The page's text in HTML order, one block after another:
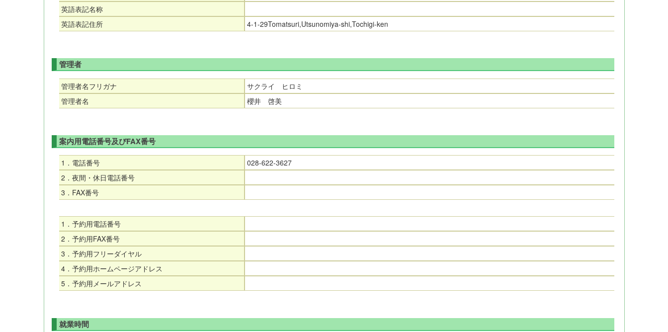
英語表記名称
英語表記住所
4-1-29Tomatsuri,Utsunomiya-shi,Tochigi-ken
管理者
管理者名フリガナ
サクライ ヒロミ
管理者名
櫻井 啓美
案内用電話番号及びFAX番号
1．電話番号
028-622-3627
2．夜間・休日電話番号
3．FAX番号
1．予約用電話番号
2．予約用FAX番号
3．予約用フリーダイヤル
4．予約用ホームページアドレス
5．予約用メールアドレス
就業時間